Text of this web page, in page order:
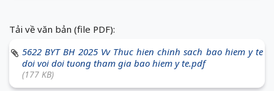
Tải về văn bản (file PDF):
5622 BYT BH 2025 Vv Thuc hien chinh sach bao hiem y te
doi voi doi tuong tham gia bao hiem y te.pdf
(177 KB)